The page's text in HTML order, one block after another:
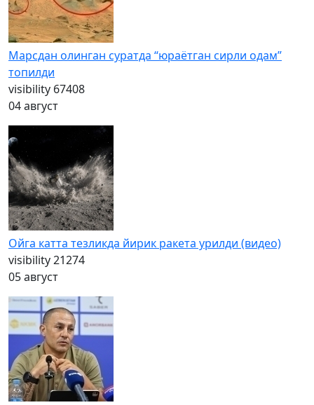
Марсдан олинган суратда “юраётган сирли одам”
топилди
visibility 67408
04 август
Ойга катта тезликда йирик ракета урилди (видео)
visibility21274
05 август